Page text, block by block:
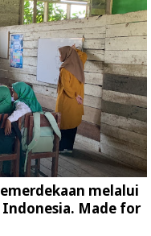
melalui
Made for